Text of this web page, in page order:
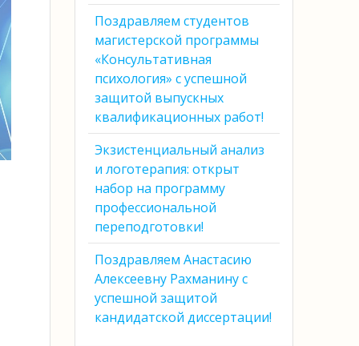
Поздравляем студентов
магистерской программы
«Консультативная
психология» с успешной
защитой выпускных
квалификационных работ!
Экзистенциальный анализ
и логотерапия: открыт
набор на программу
профессиональной
переподготовки!
Поздравляем Анастасию
Алексеевну Рахманину с
успешной защитой
кандидатской диссертации!